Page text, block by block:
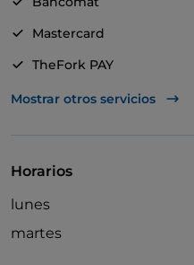
Mastercard
TheFork PAY
UnionPay via TheFork PAY
Mostrar otros servicios
Horarios
lunes
martes